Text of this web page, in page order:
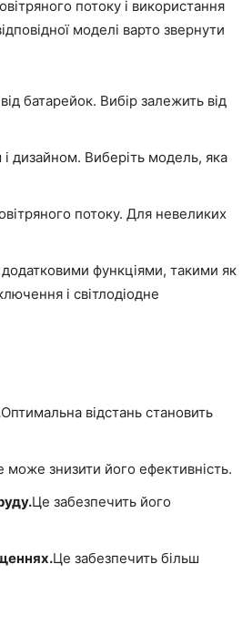
потоку і використання
моделі варто звернути
батарейок. Вибір залежить від
і дизайном. Виберіть модель, яка
потоку. Для невеликих
функціями, такими як
і світлодіодне
Оптимальна відстань становить
може знизити його ефективність.
Це забезпечить його
Це забезпечить більш